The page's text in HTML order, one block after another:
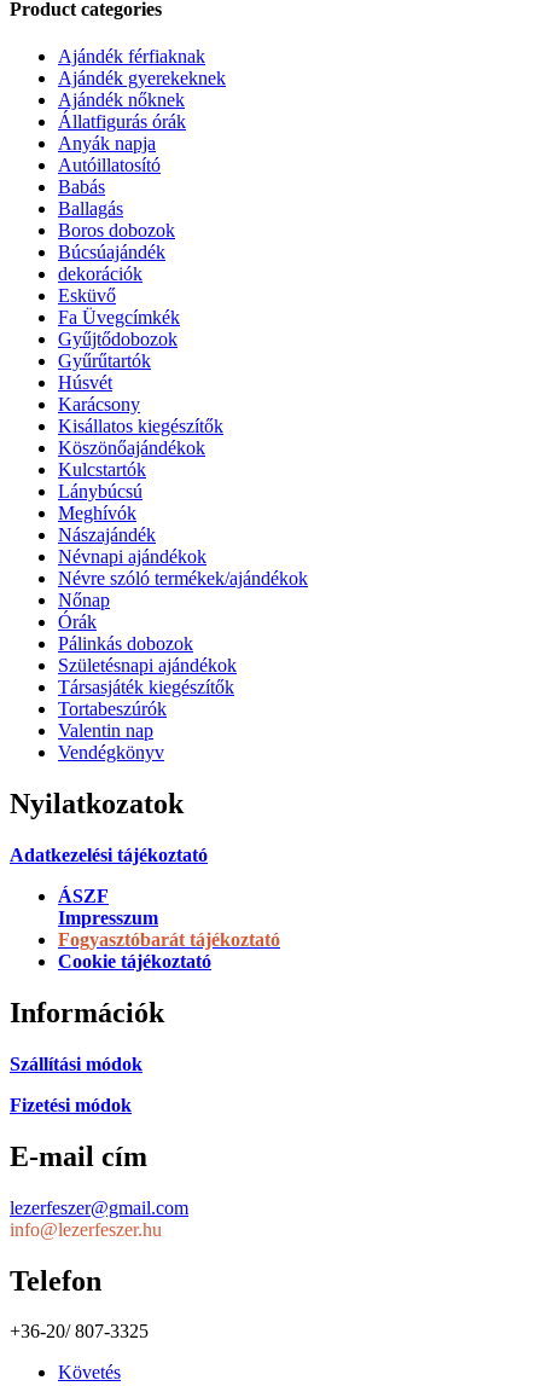
Product categories
Ajándék férfiaknak
Ajándék gyerekeknek
Ajándék nőknek
Állatfigurás órák
Anyák napja
Autóillatosító
Babás
Ballagás
Boros dobozok
Búcsúajándék
dekorációk
Esküvő
Fa Üvegcímkék
Gyűjtődobozok
Gyűrűtartók
Húsvét
Karácsony
Kisállatos kiegészítők
Köszönőajándékok
Kulcstartók
Lánybúcsú
Meghívók
Nászajándék
Névnapi ajándékok
Névre szóló termékek/ajándékok
Nőnap
Órák
Pálinkás dobozok
Születésnapi ajándékok
Társasjáték kiegészítők
Tortabeszúrók
Valentin nap
Vendégkönyv
Nyilatkozatok
Adatkezelési tájékoztató
ÁSZF
Impresszum
Fogyasztóbarát tájékoztató
Cookie tájékoztató
Információk
Szállítási módok
Fizetési módok
E-mail cím
lezerfeszer@gmail.com
info@lezerfeszer.hu
Telefon
+36-20/ 807-3325
Követés